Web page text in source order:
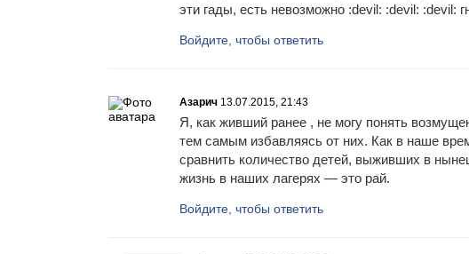
эти гады, есть невозможно :devil: :devil: :devil:
Войдите, чтобы ответить
Азарич 13.07.2015, 21:43
Я, как живший ранее , не могу понять
тем самым избавляясь от них. Как в наше
сравнить количество детей, выживших в
жизнь в наших лагерях — это рай.
Войдите, чтобы ответить